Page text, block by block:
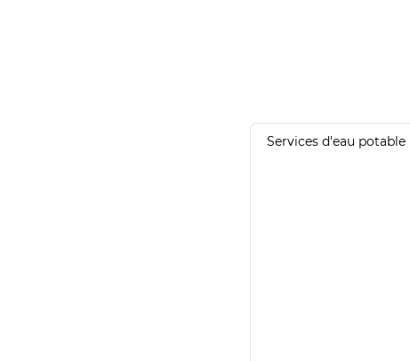
Services d'eau potable